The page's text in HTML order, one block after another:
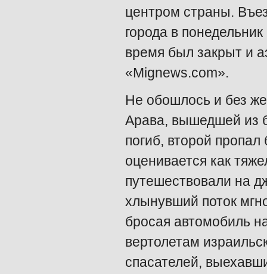
центром страны.
города в
время был закрыт и
«Mignews.com».
Не обошлось и без
Арава, вышедшей из
погиб, второй пропал
оценивается как
путешествовали на
хлынувший поток
бросая автомобиль
вертолетам
спасателей,